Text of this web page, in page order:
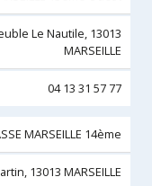
Le Nautile, 13013
MARSEILLE
04 13 31 57 77
MARSEILLE 14ème
13013 MARSEILLE